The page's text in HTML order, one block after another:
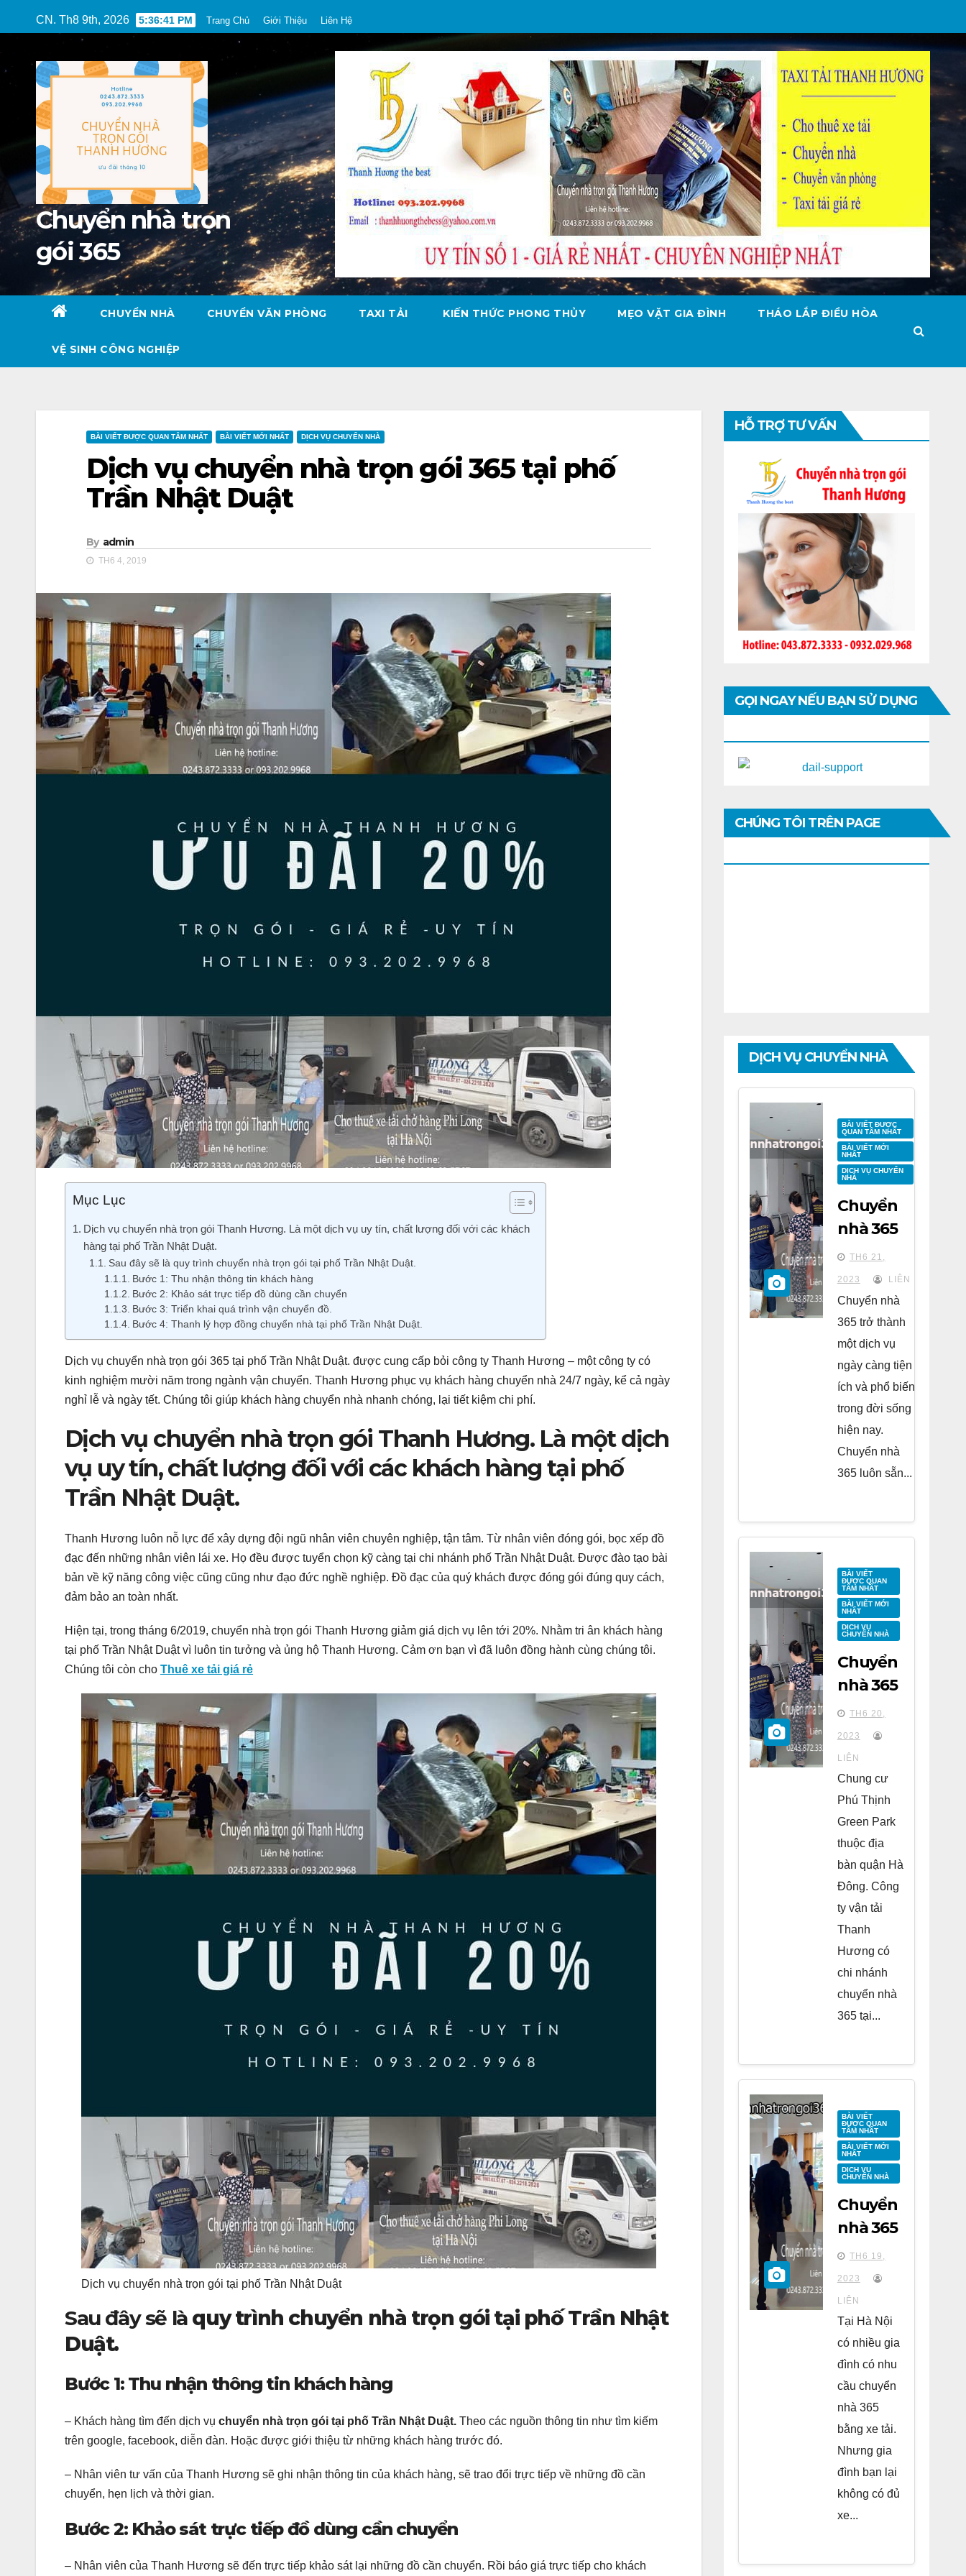
to
CN. Th8 9th, 2026 5:36:43 PM Trang Chủ Giới Thiệu Liên Hệ
Chuyển nhà trọn
gói 365
CHUYỂN NHÀ CHUYỂN VĂN PHÒNG TAXI TẢI KIẾN THỨC PHONG THỦY MẸO VẶT GIA ĐÌNH THÁO LẮP ĐIỀU HÒA
VỆ SINH CÔNG NGHIỆP
BÀI VIẾT ĐƯỢC QUAN TÂM NHẤT BÀI VIẾT MỚI NHẤT DỊCH VỤ CHUYỂN NHÀ
Dịch vụ chuyển nhà trọn gói 365 tại phố
Trần Nhật Duật
By admin
TH6 4, 2019
Mục Lục
Dịch vụ chuyển nhà trọn gói Thanh Hương. Là một dịch vụ uy tín, chất lượng đối với các khách
hàng tại phố Trần Nhật Duật.
Sau đây sẽ là quy trình chuyển nhà trọn gói tại phố Trần Nhật Duật.
Bước 1: Thu nhận thông tin khách hàng
Bước 2: Khảo sát trực tiếp đồ dùng cần chuyển
Bước 3: Triển khai quá trình vận chuyển đồ.
Bước 4: Thanh lý hợp đồng chuyển nhà tại phố Trần Nhật Duật.
Dịch vụ chuyển nhà trọn gói 365 tại phố Trần Nhật Duật. được cung cấp bỏi công ty Thanh Hương – một công ty có
kinh nghiệm mười năm trong ngành vận chuyển. Thanh Hương phục vụ khách hàng chuyển nhà 24/7 ngày, kể cả ngày
nghỉ lễ và ngày tết. Chúng tôi giúp khách hàng chuyển nhà nhanh chóng, lại tiết kiệm chi phí.
Dịch vụ chuyển nhà trọn gói Thanh Hương. Là một dịch
vụ uy tín, chất lượng đối với các khách hàng tại phố
Trần Nhật Duật.
Thanh Hương luôn nỗ lực để xây dựng đội ngũ nhân viên chuyên nghiệp, tận tâm. Từ nhân viên đóng gói, bọc xếp đồ
đạc đến những nhân viên lái xe. Họ đều được tuyển chọn kỹ càng tại chi nhánh phố Trần Nhật Duật. Được đào tạo bài
bản về kỹ năng công việc cũng cũng như đạo đức nghề nghiệp. Đồ đạc của quý khách được đóng gói đúng quy cách,
đảm bảo an toàn nhất.
Hiện tại, trong tháng 6/2019, chuyển nhà trọn gói Thanh Hương giảm giá dịch vụ lên tới 20%. Nhằm tri ân khách hàng
tại phố Trần Nhật Duật vì luôn tin tưởng và ủng hộ Thanh Hương. Cảm ơn bạn vì đã luôn đồng hành cùng chúng tôi.
Chúng tôi còn cho Thuê xe tải giá rẻ
Dịch vụ chuyển nhà trọn gói tại phố Trần Nhật Duật
Sau đây sẽ là quy trình chuyển nhà trọn gói tại phố Trần Nhật
Duật.
Bước 1: Thu nhận thông tin khách hàng
– Khách hàng tìm đến dịch vụ chuyển nhà trọn gói tại phố Trần Nhật Duật. Theo các nguồn thông tin như tìm kiếm
trên google, facebook, diễn đàn. Hoặc được giới thiệu từ những khách hàng trước đó.
– Nhân viên tư vấn của Thanh Hương sẽ ghi nhận thông tin của khách hàng, sẽ trao đổi trực tiếp về những đồ cần
chuyển, hẹn lịch và thời gian.
Bước 2: Khảo sát trực tiếp đồ dùng cần chuyển
– Nhân viên của Thanh Hương sẽ đến trực tiếp khảo sát lại những đồ cần chuyển. Rồi báo giá trực tiếp cho khách
HỖ TRỢ TƯ VẤN
GỌI NGAY NẾU BẠN SỬ DỤNG
CHÚNG TÔI TRÊN PAGE
DỊCH VỤ CHUYỂN NHÀ
BÀI VIẾT ĐƯỢC
QUAN TÂM NHẤT
BÀI VIẾT MỚI
NHẤT
DỊCH VỤ CHUYỂN
NHÀ
Chuyển
nhà 365
tại chung
cư BID
Residence
Tố Hữu
TH6 21,
2023 LIÊN
Chuyển nhà
365 trở thành
một dịch vụ
ngày càng tiện
ích và phổ biến
trong đời sống
hiện nay.
Chuyển nhà
365 luôn sẵn...
BÀI VIẾT
ĐƯỢC QUAN
TÂM NHẤT
BÀI VIẾT MỚI
NHẤT
DỊCH VỤ
CHUYỂN NHÀ
Chuyển
nhà 365
tại
chung
cư Phú
Thịnh
Green
Park Hà
Đông
TH6 20,
2023
LIÊN
Chung cư
Phú Thịnh
Green Park
thuộc địa
bàn quận Hà
Đông. Công
ty vận tải
Thanh
Hương có
chi nhánh
chuyển nhà
365 tại...
BÀI VIẾT
ĐƯỢC QUAN
TÂM NHẤT
BÀI VIẾT MỚI
NHẤT
DỊCH VỤ
CHUYỂN NHÀ
Chuyển
nhà 365
tại
chung
cư Park
Kiara Hà
Đông
TH6 19,
2023
LIÊN
Tại Hà Nội
có nhiều gia
đình có nhu
cầu chuyển
nhà 365
bằng xe tải.
Nhưng gia
đình bạn lại
không có đủ
xe...